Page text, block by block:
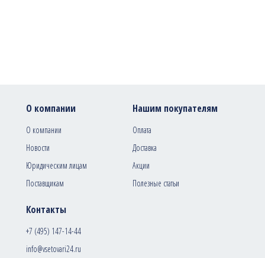
Контакты
+7 (495) 147-14-44
info@vsetovari24.ru
О компании
О компании
Новости
Юридическим лицам
Поставщикам
Нашим покупателям
Оплата
Доставка
Акции
Полезные статьи